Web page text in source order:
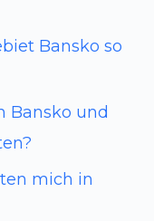
Bansko so
Bansko und
mich in